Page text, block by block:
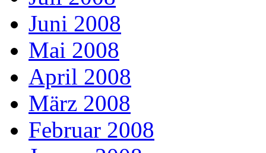
Juni 2008
Mai 2008
April 2008
März 2008
Februar 2008